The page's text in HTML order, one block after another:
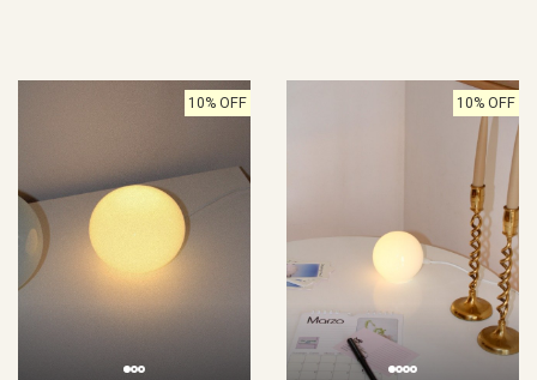
10% OFF 10% OFF